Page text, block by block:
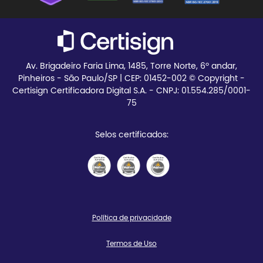
Av. Brigadeiro Faria Lima, 1485, Torre Norte, 6º andar,
Pinheiros - São Paulo/SP | CEP: 01452-002 © Copyright -
Certisign Certificadora Digital S.A. - CNPJ: 01.554.285/0001-
75
Selos certificados:
Política de privacidade
Termos de Uso